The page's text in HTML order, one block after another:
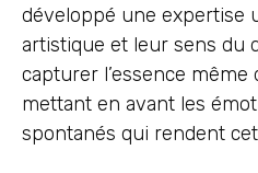
développé une expertise
artistique et leur sens du
capturer l’essence même
mettant en avant les
spontanés qui rendent